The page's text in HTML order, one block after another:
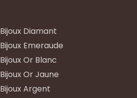
Bijoux Diamant
Bijoux Emeraude
Bijoux Or Blanc
Bijoux Or Jaune
Bijoux Argent